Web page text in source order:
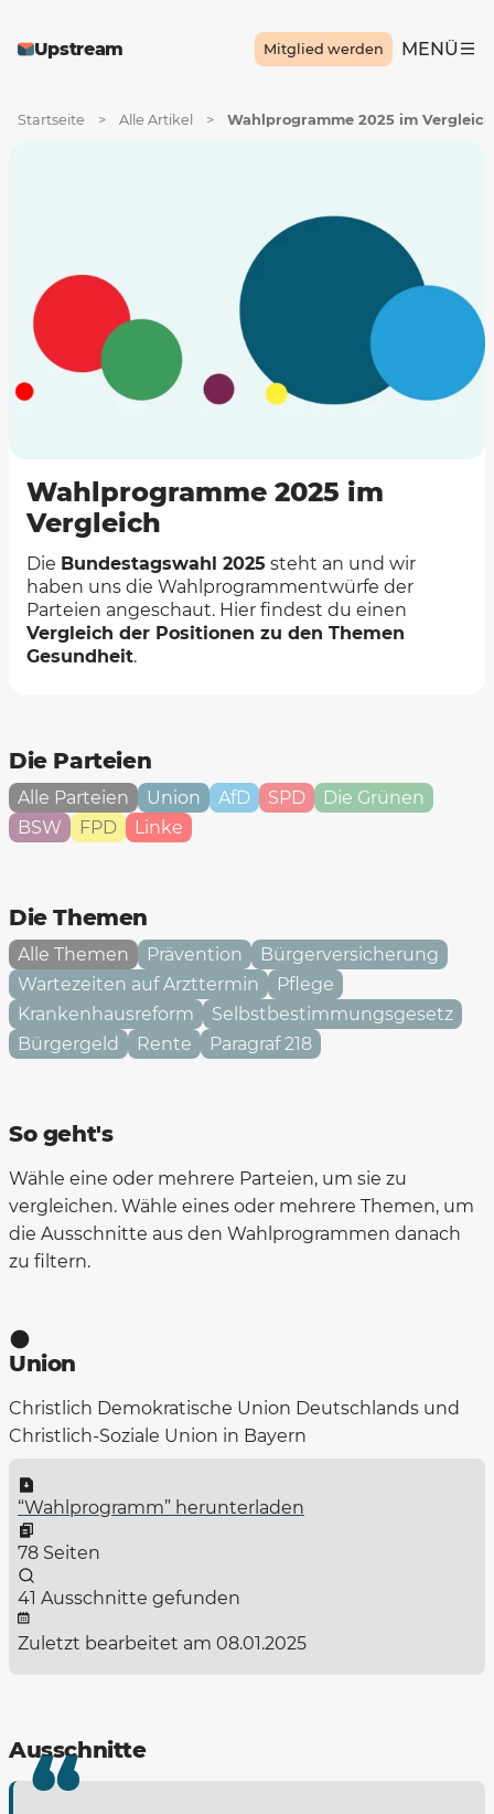
Upstream Mitglied werden MENÜ
Startseite > Alle Artikel > Wahlprogramme 2025 im Vergleich
Wahlprogramme 2025 im
Vergleich
Die Bundestagswahl 2025 steht an und wir
haben uns die Wahlprogrammentwürfe der
Parteien angeschaut. Hier findest du einen
Vergleich der Positionen zu den Themen
Gesundheit.
Die Parteien
Alle Parteien Union AfD SPD
Die Grünen
BSW
FPD Linke
Die Themen
Alle Themen Prävention
Bürgerversicherung
Wartezeiten auf Arzttermin
Pflege
Krankenhausreform
Selbstbestimmungsgesetz
Bürgergeld
Rente Paragraf 218
So geht's
Wähle eine oder mehrere Parteien, um sie zu
vergleichen. Wähle eines oder mehrere Themen, um
die Ausschnitte aus den Wahlprogrammen danach
zu filtern.
Union
Christlich Demokratische Union Deutschlands und
Christlich-Soziale Union in Bayern
“Wahlprogramm” herunterladen
78 Seiten
41 Ausschnitte gefunden
Zuletzt bearbeitet am 08.01.2025
Ausschnitte